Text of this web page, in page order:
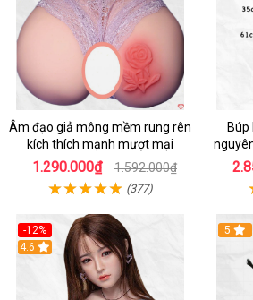
Âm đạo giả mông mềm rung rên
kích thích mạnh mượt mại
1.290.000₫ 1.592.000₫
(377)
-12%
Hot
4.6
5